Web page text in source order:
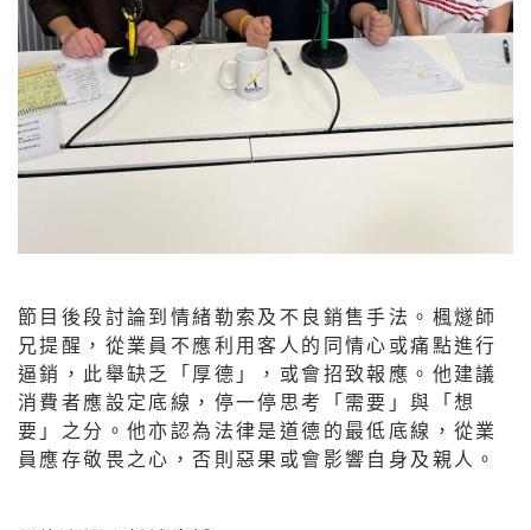
節目後段討論到情緒勒索及不良銷售手法。楓燧師
兄提醒，從業員不應利用客人的同情心或痛點進行
逼銷，此舉缺乏「厚德」，或會招致報應。他建議
消費者應設定底線，停一停思考「需要」與「想
要」之分。他亦認為法律是道德的最低底線，從業
員應存敬畏之心，否則惡果或會影響自身及親人。